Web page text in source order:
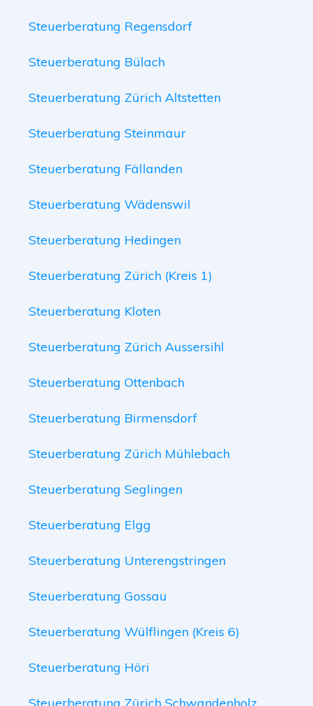
Steuerberatung Regensdorf
Steuerberatung Bülach
Steuerberatung Zürich Altstetten
Steuerberatung Steinmaur
Steuerberatung Fällanden
Steuerberatung Wädenswil
Steuerberatung Hedingen
Steuerberatung Zürich (Kreis 1)
Steuerberatung Kloten
Steuerberatung Zürich Aussersihl
Steuerberatung Ottenbach
Steuerberatung Birmensdorf
Steuerberatung Zürich Mühlebach
Steuerberatung Seglingen
Steuerberatung Elgg
Steuerberatung Unterengstringen
Steuerberatung Gossau
Steuerberatung Wülflingen (Kreis 6)
Steuerberatung Höri